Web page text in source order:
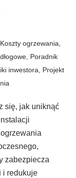
Koszty ogrzewania
Poradnik
inwestora
Projekt
się, jak uniknąć
zabezpiecza
i redukuje